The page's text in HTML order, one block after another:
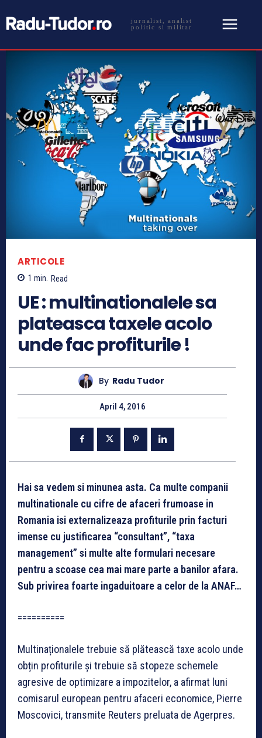
jurnalist, analist
politic si militar
ARTICOLE
1 min. Read
UE : multinationalele sa
plateasca taxele acolo
unde fac profiturile !
By Radu Tudor
April 4, 2016
Hai sa vedem si minunea asta. Ca multe companii
multinationale cu cifre de afaceri frumoase in
Romania isi externalizeaza profiturile prin facturi
imense cu justificarea “consultant”, “taxa
management” si multe alte formulari necesare
pentru a scoase cea mai mare parte a banilor afara.
Sub privirea foarte ingaduitoare a celor de la ANAF…
==========
Multinaționalele trebuie să plătească taxe acolo unde
obțin profiturile și trebuie să stopeze schemele
agresive de optimizare a impozitelor, a afirmat luni
comisarul european pentru afaceri economice, Pierre
Moscovici, transmite Reuters preluata de Agerpres.